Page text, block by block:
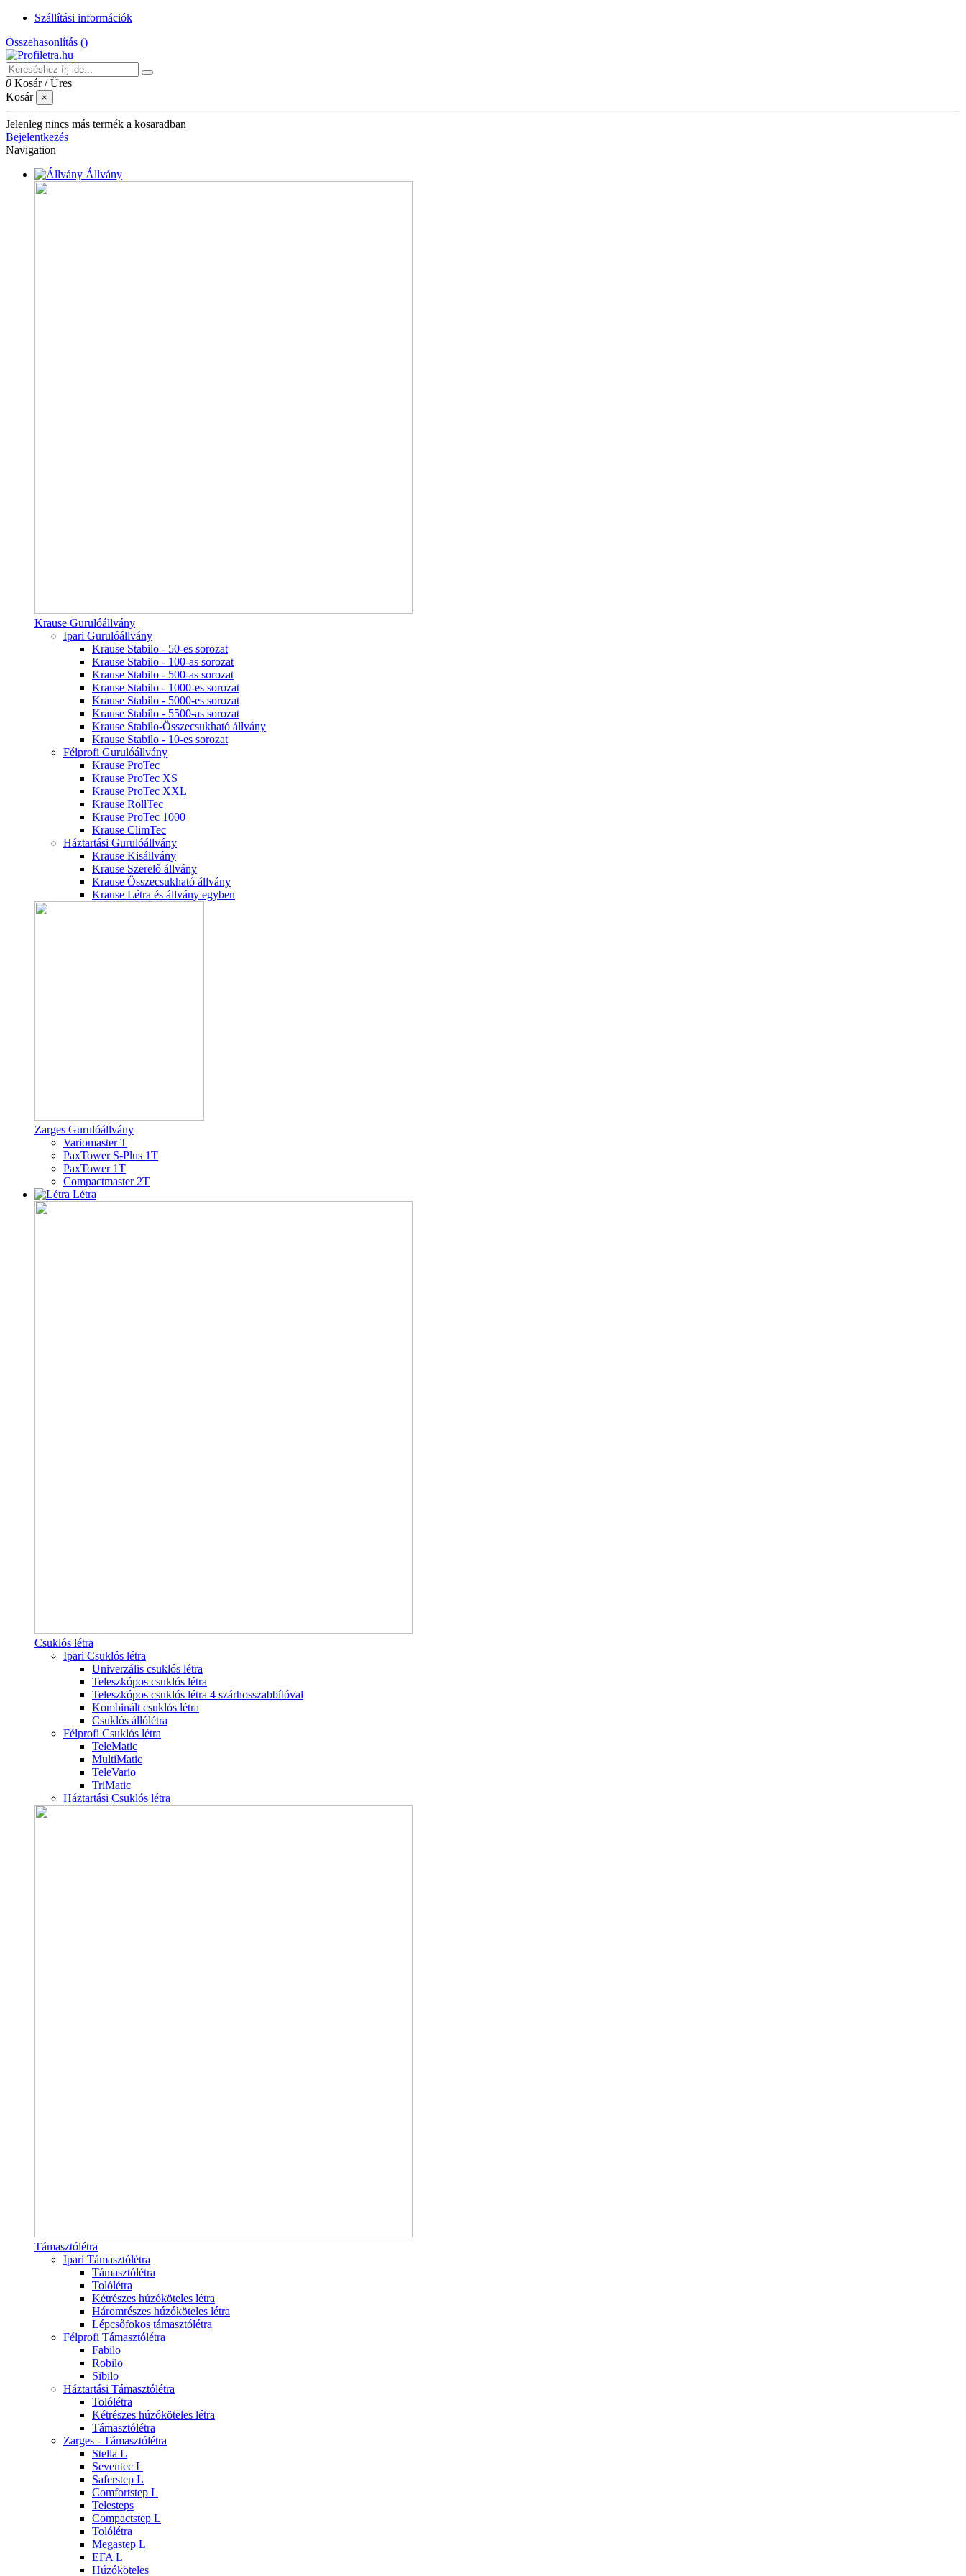
Szállítási információk
Összehasonlítás ()
0 Kosár /Üres
Kosár
×
Jelenleg nincs más termék a kosaradban
Bejelentkezés
Navigation
Állvány
Krause Gurulóállvány
Ipari Gurulóállvány
Krause Stabilo - 50-es sorozat
Krause Stabilo - 100-as sorozat
Krause Stabilo - 500-as sorozat
Krause Stabilo - 1000-es sorozat
Krause Stabilo - 5000-es sorozat
Krause Stabilo - 5500-as sorozat
Krause Stabilo-Összecsukható állvány
Krause Stabilo - 10-es sorozat
Félprofi Gurulóállvány
Krause ProTec
Krause ProTec XS
Krause ProTec XXL
Krause RollTec
Krause ProTec 1000
Krause ClimTec
Háztartási Gurulóállvány
Krause Kisállvány
Krause Szerelő állvány
Krause Összecsukható állvány
Krause Létra és állvány egyben
Zarges Gurulóállvány
Variomaster T
PaxTower S-Plus 1T
PaxTower 1T
Compactmaster 2T
Létra
Csuklós létra
Ipari Csuklós létra
Univerzális csuklós létra
Teleszkópos csuklós létra
Teleszkópos csuklós létra 4 szárhosszabbítóval
Kombinált csuklós létra
Csuklós állólétra
Félprofi Csuklós létra
TeleMatic
MultiMatic
TeleVario
TriMatic
Háztartási Csuklós létra
Támasztólétra
Ipari Támasztólétra
Támasztólétra
Tolólétra
Kétrészes húzóköteles létra
Háromrészes húzóköteles létra
Lépcsőfokos támasztólétra
Félprofi Támasztólétra
Fabilo
Robilo
Sibilo
Háztartási Támasztólétra
Tolólétra
Kétrészes húzóköteles létra
Támasztólétra
Zarges - Támasztólétra
Stella L
Seventec L
Saferstep L
Comfortstep L
Telesteps
Compactstep L
Tolólétra
Megastep L
EFA L
Húzóköteles